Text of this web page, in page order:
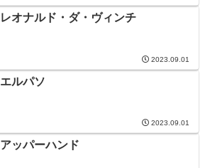
レオナルド・ダ・ヴィンチ
2023.09.01
エルパソ
2023.09.01
アッパーハンド